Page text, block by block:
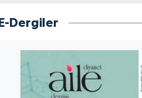
E-Dergiler